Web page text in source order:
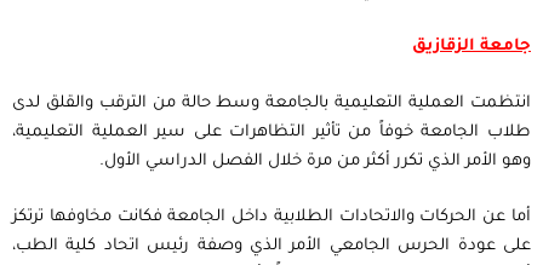
جامعة الزقازيق
انتظمت العملية التعليمية بالجامعة وسط حالة من الترقب والقلق لدى
طلاب الجامعة خوفاً من تأثير التظاهرات على سير العملية التعليمية،
وهو الأمر الذي تكرر أكثر من مرة خلال الفصل الدراسي الأول.
أما عن الحركات والاتحادات الطلابية داخل الجامعة فكانت مخاوفها ترتكز
على عودة الحرس الجامعي الأمر الذي وصفة رئيس اتحاد كلية الطب،